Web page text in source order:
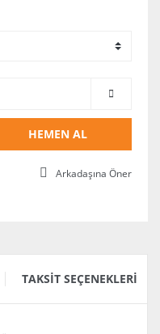
HEMEN AL
Arkadaşına Öner
TAKSIT SEÇENEKLERI